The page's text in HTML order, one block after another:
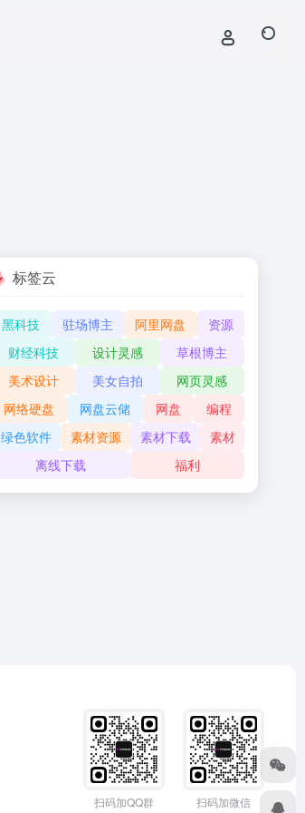
标签云
黑科技 驻场博主 阿里网盘
资源
财经科技
设计灵感
草根博主
美术设计
美女自拍
网页灵感
网络硬盘
网盘云储 网盘
编程
绿色软件
素材资源 素材下载
素材
离线下载
福利
扫码加QQ群 扫码加微信